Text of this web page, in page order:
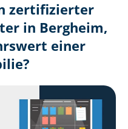
zertifizierter
in Bergheim,
einer